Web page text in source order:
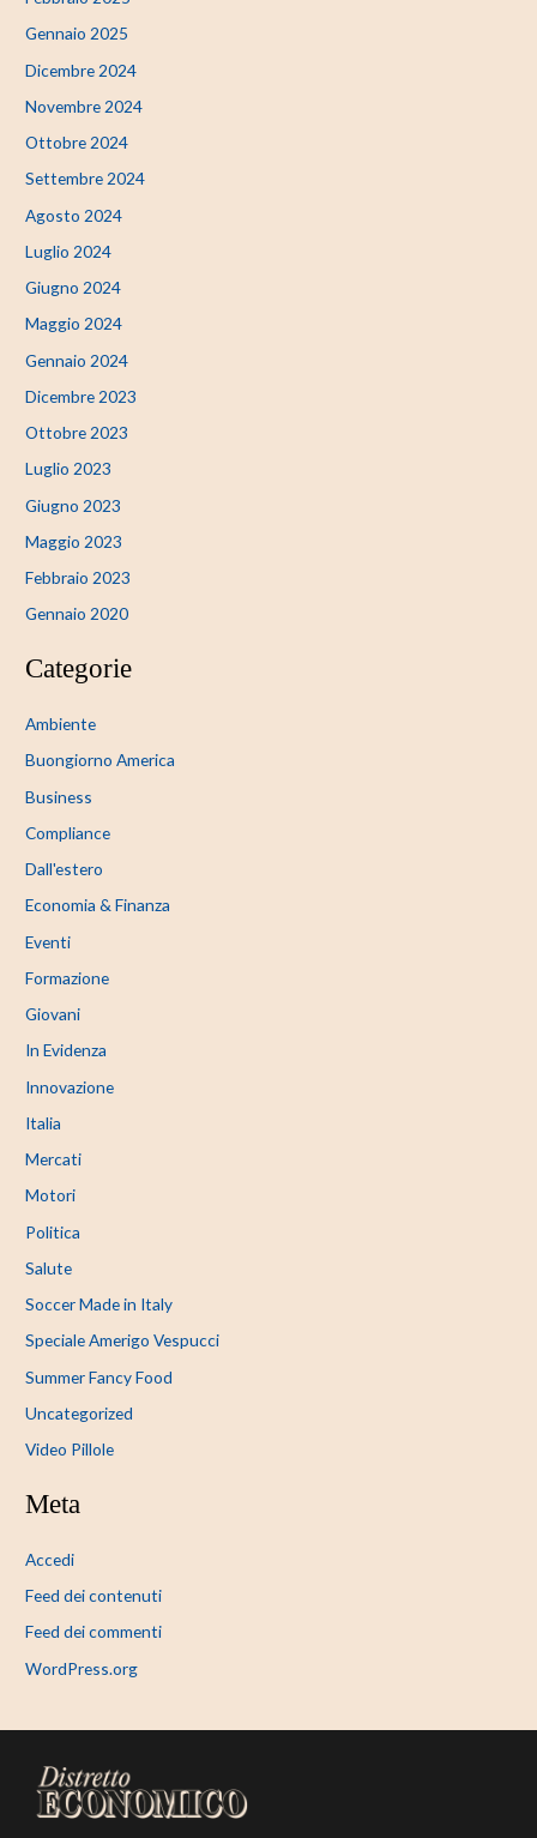
Gennaio 2025
Dicembre 2024
Novembre 2024
Ottobre 2024
Settembre 2024
Agosto 2024
Luglio 2024
Giugno 2024
Maggio 2024
Gennaio 2024
Dicembre 2023
Ottobre 2023
Luglio 2023
Giugno 2023
Maggio 2023
Febbraio 2023
Gennaio 2020
Categorie
Ambiente
Buongiorno America
Business
Compliance
Dall'estero
Economia & Finanza
Eventi
Formazione
Giovani
In Evidenza
Innovazione
Italia
Mercati
Motori
Politica
Salute
Soccer Made in Italy
Speciale Amerigo Vespucci
Summer Fancy Food
Uncategorized
Video Pillole
Meta
Accedi
Feed dei contenuti
Feed dei commenti
WordPress.org